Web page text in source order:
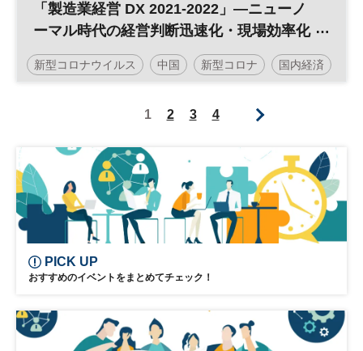
「製造業経営 DX 2021-2022」―ニューノ
ーマル時代の経営判断迅速化・現場効率化
―
新型コロナウイルス 中国 新型コロナ 国内経済
賠償責任 海外拠点 グローバルビジネス
グローバルリスク リスク管理 ニューノーマル
データ活用 デジタルトランスフォーメーション
経営 世界経済 リスク 海外進出
リスクマネジメント グローバル
信用リスク アメリカ カントリーリスク
1 2 3 4
PICK UP
おすすめのイベントをまとめてチェック！